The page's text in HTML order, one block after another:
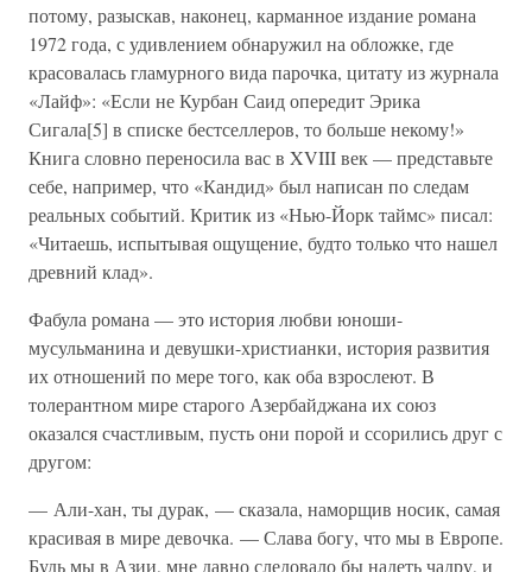
потому, разыскав, наконец, карманное издание романа
1972 года, с удивлением обнаружил на обложке, где
красовалась гламурного вида парочка, цитату из журнала
«Лайф»: «Если не Курбан Саид опередит Эрика
Сигала[5] в списке бестселлеров, то больше некому!»
Книга словно переносила вас в XVIII век — представьте
себе, например, что «Кандид» был написан по следам
реальных событий. Критик из «Нью-Йорк таймс» писал:
«Читаешь, испытывая ощущение, будто только что нашел
древний клад».
Фабула романа — это история любви юноши-
мусульманина и девушки-христианки, история развития
их отношений по мере того, как оба взрослеют. В
толерантном мире старого Азербайджана их союз
оказался счастливым, пусть они порой и ссорились друг с
другом:
— Али-хан, ты дурак, — сказала, наморщив носик, самая
красивая в мире девочка. — Слава богу, что мы в Европе.
Будь мы в Азии, мне давно следовало бы надеть чадру, и